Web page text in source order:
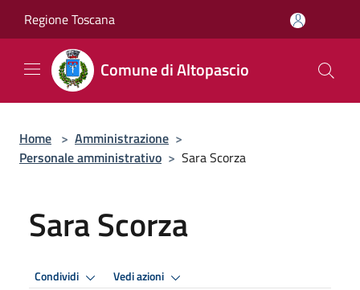
Regione Toscana
Comune di Altopascio
Home > Amministrazione >
Personale amministrativo > Sara Scorza
Sara Scorza
Condividi Vedi azioni